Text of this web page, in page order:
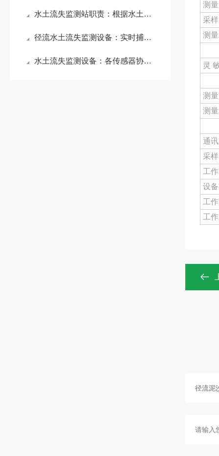
水土流失监测站职责：根据水土数据信息预警潜在流失风险，维护区域生态安全
径流水土流失监测设备：实时捕捉径流总量、径流含沙量及累计雨量等关键参数
水土流失监测设备：各传感器协同作业，对水土流失分析具有关键价值
测
采
测
灵
测
测
通
采
工
设
工
工